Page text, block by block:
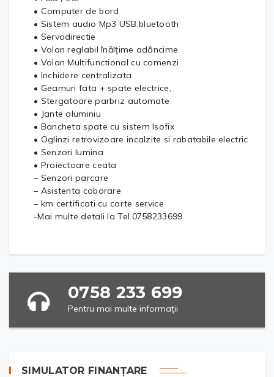
• Computer de bord
• Sistem audio Mp3 USB,bluetooth
• Servodirectie
• Volan reglabil înălțime adâncime
• Volan Multifunctional cu comenzi
• Inchidere centralizata
• Geamuri fata + spate electrice,
• Stergatoare parbriz automate
• Jante aluminiu
• Bancheta spate cu sistem Isofix
• Oglinzi retrovizoare incalzite si rabatabile electric
• Senzori lumina
• Proiectoare ceata
– Senzori parcare
– Asistenta coborare
– km certificati cu carte service
-Mai multe detali la Tel.0758233699
0758 233 699
Pentru mai multe informații
SIMULATOR FINANȚARE